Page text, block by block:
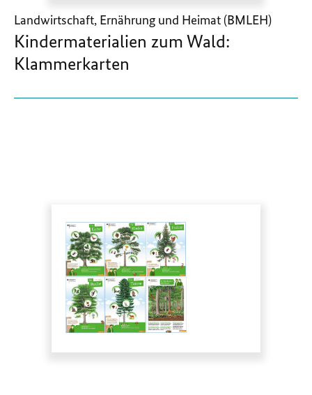
Landwirtschaft, Ernährung und Heimat (BMLEH)
Kindermaterialien zum Wald:
Klammerkarten